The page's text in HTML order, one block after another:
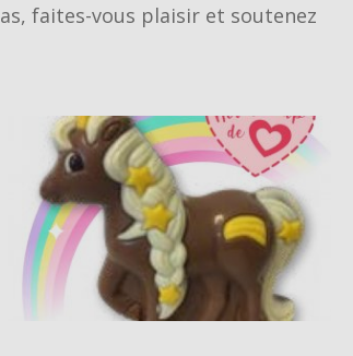
VOIR
ACCÈS À MON
OPÉRATION
faites-vous plaisir et soutenez